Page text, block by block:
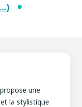
une
la stylistique